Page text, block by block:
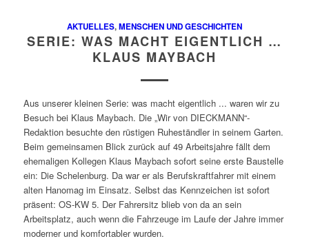
AKTUELLES,MENSCHEN UND GESCHICHTEN
SERIE: WAS MACHT EIGENTLICH …
KLAUS MAYBACH
Aus unserer kleinen Serie: was macht eigentlich ... waren wir zu
Besuch bei Klaus Maybach. Die „Wir von DIECKMANN“-
Redaktion besuchte den rüstigen Ruheständler in seinem Garten.
Beim gemeinsamen Blick zurück auf 49 Arbeitsjahre fällt dem
ehemaligen Kollegen Klaus Maybach sofort seine erste Baustelle
ein: Die Schelenburg. Da war er als Berufskraftfahrer mit einem
alten Hanomag im Einsatz. Selbst das Kennzeichen ist sofort
präsent: OS-KW 5. Der Fahrersitz blieb von da an sein
Arbeitsplatz, auch wenn die Fahrzeuge im Laufe der Jahre immer
moderner und komfortabler wurden.